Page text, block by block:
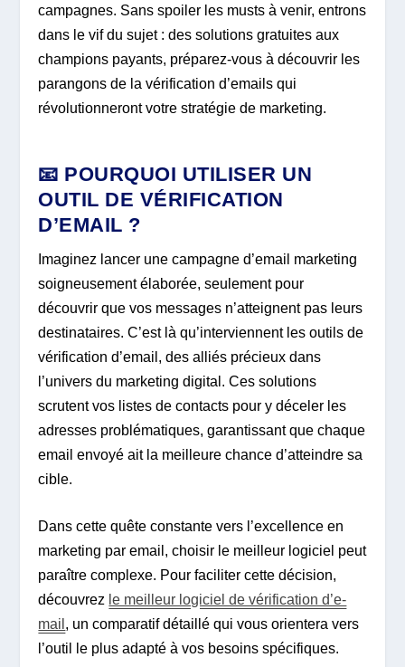
campagnes. Sans spoiler les musts à venir, entrons
dans le vif du sujet : des solutions gratuites aux
champions payants, préparez-vous à découvrir les
parangons de la vérification d’emails qui
révolutionneront votre stratégie de marketing.
📧 POURQUOI UTILISER UN
OUTIL DE VÉRIFICATION
D’EMAIL ?
Imaginez lancer une campagne d’email marketing
soigneusement élaborée, seulement pour
découvrir que vos messages n’atteignent pas leurs
destinataires. C’est là qu’interviennent les outils de
vérification d’email, des alliés précieux dans
l’univers du marketing digital. Ces solutions
scrutent vos listes de contacts pour y déceler les
adresses problématiques, garantissant que chaque
email envoyé ait la meilleure chance d’atteindre sa
cible.
Dans cette quête constante vers l’excellence en
marketing par email, choisir le meilleur logiciel peut
paraître complexe. Pour faciliter cette décision,
découvrez le meilleur logiciel de vérification d’e-
mail , un comparatif détaillé qui vous orientera vers
l’outil le plus adapté à vos besoins spécifiques.